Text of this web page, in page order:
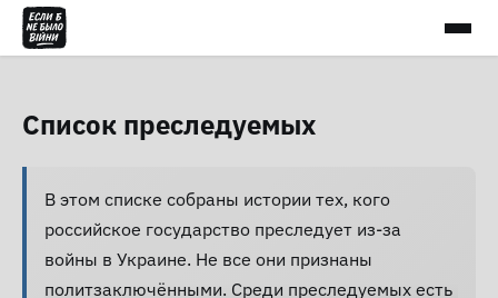
Список преследуемых
В этом списке собраны истории тех, кого
российское государство преследует из-за
войны в Украине. Не все они признаны
политзаключёнными. Среди преследуемых есть